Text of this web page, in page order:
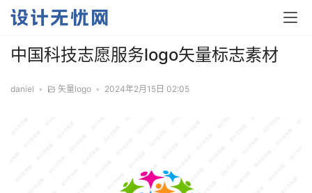
中国科技志愿服务logo矢量标志素材
daniel • 矢量logo • 2024年2月15日 02:05